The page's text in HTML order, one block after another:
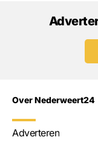
Over Nederweert24
Adverteren